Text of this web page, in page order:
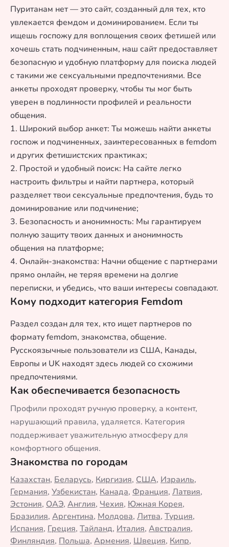
Пуританам нет — это сайт, созданный для тех, кто
увлекается фемдом и доминированием. Если ты
ищешь госпожу для воплощения своих фетишей или
хочешь стать подчиненным, наш сайт предоставляет
безопасную и удобную платформу для поиска людей
с такими же сексуальными предпочтениями. Все
анкеты проходят проверку, чтобы ты мог быть
уверен в подлинности профилей и реальности
общения.
1. Широкий выбор анкет: Ты можешь найти анкеты
госпож и подчиненных, заинтересованных в femdom
и других фетишистских практиках;
2. Простой и удобный поиск: На сайте легко
настроить фильтры и найти партнера, который
разделяет твои сексуальные предпочтения, будь то
доминирование или подчинение;
3. Безопасность и анонимность: Мы гарантируем
полную защиту твоих данных и анонимность
общения на платформе;
4. Онлайн-знакомства: Начни общение с партнерами
прямо онлайн, не теряя времени на долгие
переписки, и убедись, что ваши интересы совпадают.
Кому подходит категория Femdom
Раздел создан для тех, кто ищет партнеров по
формату femdom, знакомства, общение.
Русскоязычные пользователи из США, Канады,
Европы и UK находят здесь людей со схожими
предпочтениями.
Как обеспечивается безопасность
Профили проходят ручную проверку, а контент,
нарушающий правила, удаляется. Категория
поддерживает уважительную атмосферу для
комфортного общения.
Знакомства по городам
Казахстан, Беларусь, Киргизия, США, Израиль,
Германия, Узбекистан, Канада, Франция, Латвия,
Эстония, ОАЭ, Англия, Чехия, Южная Корея,
Бразилия, Аргентина, Молдова, Литва, Турция,
Испания, Греция, Тайланд, Италия, Австралия,
Финляндия, Польша, Армения, Швеция, Кипр,